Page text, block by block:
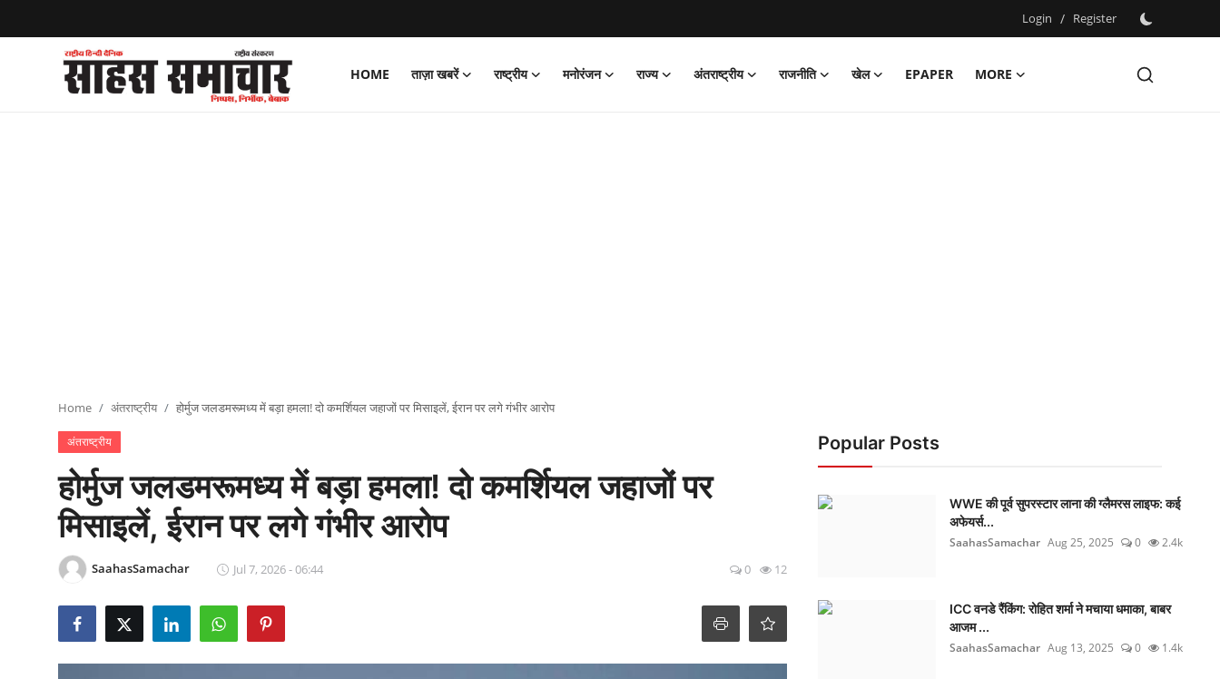
Login / Register
HOME ताज़ा खबरें राष्ट्रीय मनोरंजन राज्य अंतराष्ट्रीय राजनीति खेल EPAPER
MORE
Register
Epaper
Home अंतराष्ट्रीय होर्मुज जलडमरूमध्य में बड़ा हमला! दो कमर्शियल जहाजों पर मिसाइलें, ईरान पर लगे गंभीर आरोप
अंतराष्ट्रीय
होर्मुज जलडमरूमध्य में बड़ा हमला! दो कमर्शियल जहाजों पर
मिसाइलें, ईरान पर लगे गंभीर आरोप
SaahasSamachar Jul 7, 2026 - 06:44 0 12
Popular Posts
WWE की पूर्व सुपरस्टार लाना की ग्लैमरस लाइफ: कई
अफेयर्स...
SaahasSamachar Aug 25, 2025 0 2.4k
ICC वनडे रैंकिंग: रोहित शर्मा ने मचाया धमाका, बाबर
आजम ...
SaahasSamachar Aug 13, 2025 0 1.4k